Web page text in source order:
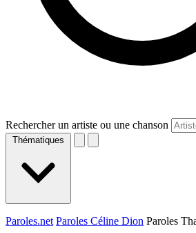
Rechercher un artiste ou une chanson
Thématiques
Paroles.net Paroles Céline Dion Paroles